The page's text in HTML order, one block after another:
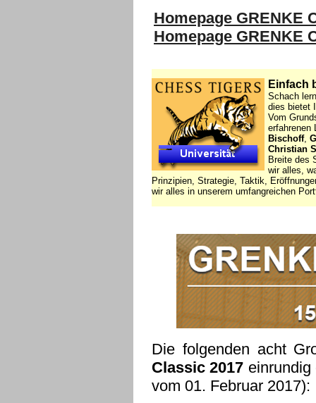
Homepage GRENKE
Homepage GRENKE
Einfach
Schach
dies bietet
Vom
erfahrenen
Bischoff,
Christian
Breite des
wir alles,
Prinzipien, Strategie, Taktik,
wir alles in unserem umfangreichen
Die folgenden acht
Classic 2017
vom 01. Februar 2017):